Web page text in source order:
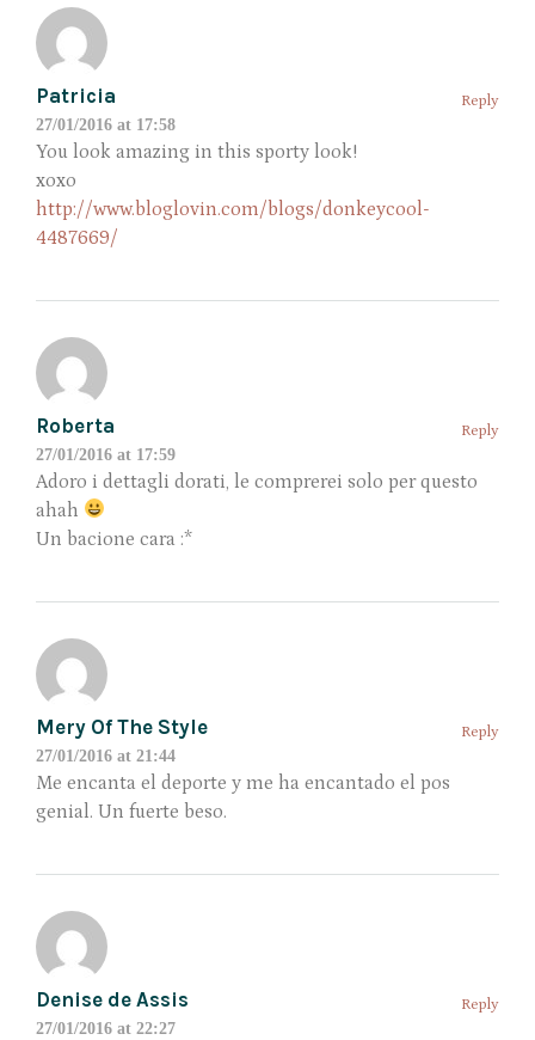
Patricia
27/01/2016 at 17:58
Reply
You look amazing in this sporty look!
xoxo
http://www.bloglovin.com/blogs/donkeycool-
4487669/
Roberta
27/01/2016 at 17:59
Reply
Adoro i dettagli dorati, le comprerei solo per questo
ahah
Un bacione cara :*
Mery Of The Style
27/01/2016 at 21:44
Reply
Me encanta el deporte y me ha encantado el pos
genial. Un fuerte beso.
Denise de Assis
27/01/2016 at 22:27
Reply